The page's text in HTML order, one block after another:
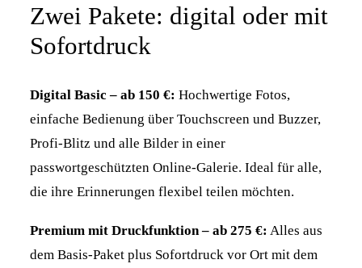
Zwei Pakete: digital oder mit
Sofortdruck
Digital Basic – ab 150 €: Hochwertige Fotos,
einfache Bedienung über Touchscreen und Buzzer,
Profi-Blitz und alle Bilder in einer
passwortgeschützten Online-Galerie. Ideal für alle,
die ihre Erinnerungen flexibel teilen möchten.
Premium mit Druckfunktion – ab 275 €: Alles aus
dem Basis-Paket plus Sofortdruck vor Ort mit dem